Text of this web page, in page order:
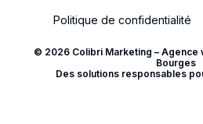
© 2026 Colibri Marketing – Agence
Bourges
Des solutions responsables
Politique de confidentialité
Contact